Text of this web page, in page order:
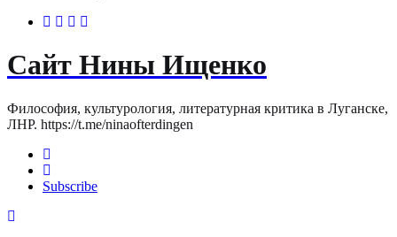
Сайт Нины Ищенко
Философия, культурология, литературная критика в Луганске,
ЛНР. https://t.me/ninaofterdingen
Subscribe